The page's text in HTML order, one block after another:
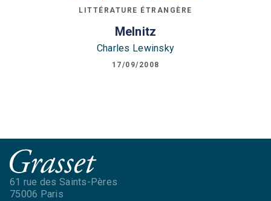
LITTÉRATURE ÉTRANGÈRE
Melnitz
Charles Lewinsky
17/09/2008
61 rue des Saints-Pères
75006 Paris